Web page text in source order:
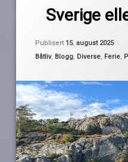
Sverige
Publisert 15. august 2025
Kategorier:
Båtliv, Blogg, Diverse, Ferie,
båtferie
Sørlandet
sverige
valgets
kval
kommentarer
eller
Sørlandet?